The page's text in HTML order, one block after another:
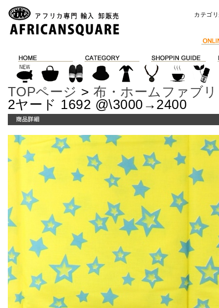
カテゴ
TOPページ >布・ホームファブ
2ヤード 1692 @\3000→2400